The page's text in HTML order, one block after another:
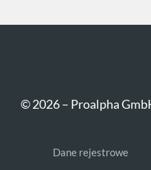
© 2026– Proalpha
Dane rejestrowe